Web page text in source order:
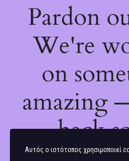
Pardon
We're
on
amazing
back
Αυτός ο ιστότοπος χρησιμοποιεί